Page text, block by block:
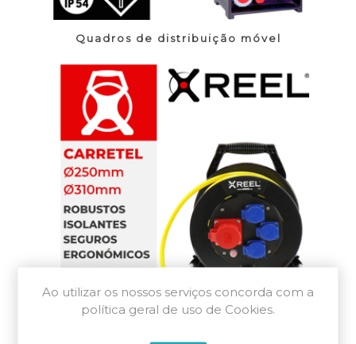
Quadros de distribuição móvel
Ao utilizar os nossos serviços concorda com a
política geral de uso de Cookies.